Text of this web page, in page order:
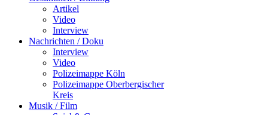
Artikel
Video
Interview
Nachrichten / Doku
Interview
Video
Polizeimappe Köln
Polizeimappe Oberbergischer
Kreis
Musik / Film